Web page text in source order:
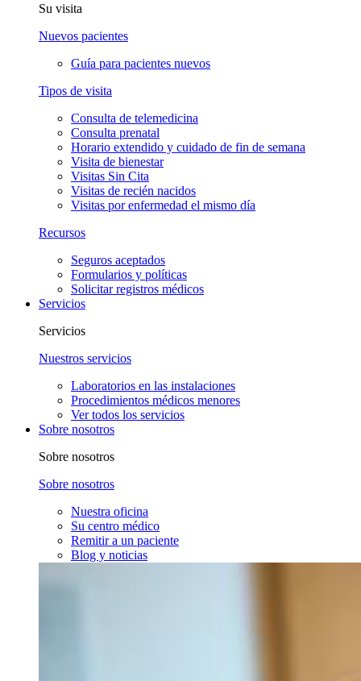
Su visita
Nuevos pacientes
Guía para pacientes nuevos
Tipos de visita
Consulta de telemedicina
Consulta prenatal
Horario extendido y cuidado de fin de semana
Visita de bienestar
Visitas Sin Cita
Visitas de recién nacidos
Visitas por enfermedad el mismo día
Recursos
Seguros aceptados
Formularios y políticas
Solicitar registros médicos
Servicios
Servicios
Nuestros servicios
Laboratorios en las instalaciones
Procedimientos médicos menores
Ver todos los servicios
Sobre nosotros
Sobre nosotros
Sobre nosotros
Nuestra oficina
Su centro médico
Remitir a un paciente
Blog y noticias